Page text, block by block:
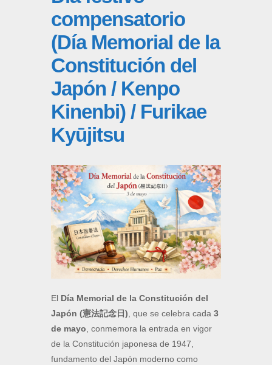
compensatorio
(Día Memorial de la
Constitución del
Japón / Kenpo
Kinenbi) / Furikae
Kyūjitsu
El Día Memorial de la Constitución del
Japón (憲法記念日) , que se celebra cada 3
de mayo , conmemora la entrada en vigor
de la Constitución japonesa de 1947,
fundamento del Japón moderno como